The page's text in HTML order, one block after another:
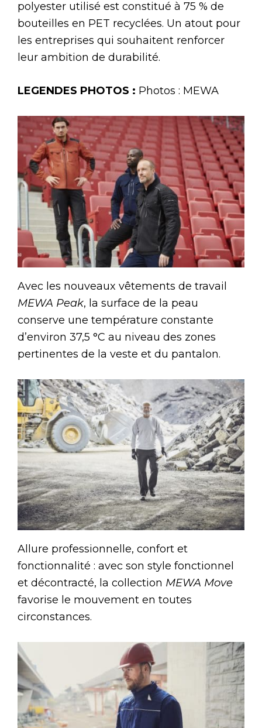
polyester utilisé est constitué à 75 % de
bouteilles en PET recyclées. Un atout pour
les entreprises qui souhaitent renforcer
leur ambition de durabilité.
LEGENDES PHOTOS : Photos : MEWA
Avec les nouveaux vêtements de travail
MEWA Peak, la surface de la peau
conserve une température constante
d’environ 37,5 °C au niveau des zones
pertinentes de la veste et du pantalon.
Allure professionnelle, confort et
fonctionnalité : avec son style fonctionnel
et décontracté, la collection MEWA Move
favorise le mouvement en toutes
circonstances.